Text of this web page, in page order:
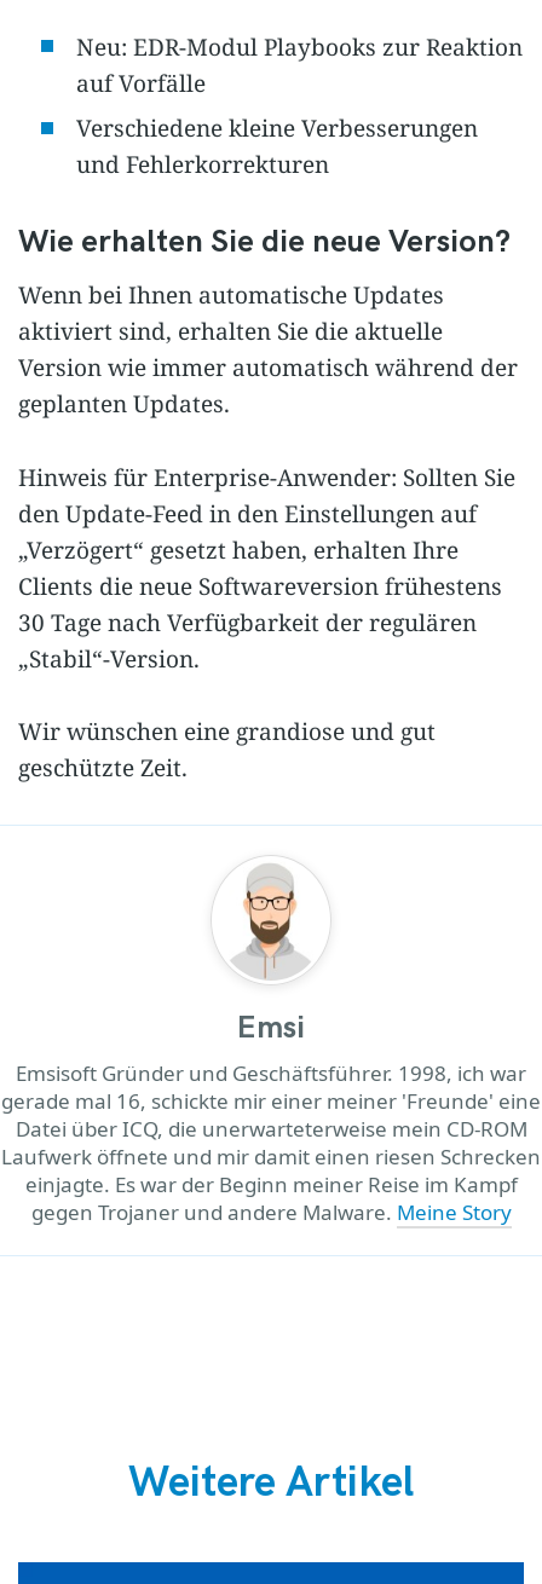
Neu: EDR-Modul Playbooks zur Reaktion
auf Vorfälle
Verschiedene kleine Verbesserungen
und Fehlerkorrekturen
Wie erhalten Sie die neue Version?
Wenn bei Ihnen automatische Updates
aktiviert sind, erhalten Sie die aktuelle
Version wie immer automatisch während der
geplanten Updates.
Hinweis für Enterprise-Anwender: Sollten Sie
den Update-Feed in den Einstellungen auf
„Verzögert“ gesetzt haben, erhalten Ihre
Clients die neue Softwareversion frühestens
30 Tage nach Verfügbarkeit der regulären
„Stabil“-Version.
Wir wünschen eine grandiose und gut
geschützte Zeit.
Emsi
Emsisoft Gründer und Geschäftsführer. 1998, ich war
gerade mal 16, schickte mir einer meiner 'Freunde' eine
Datei über ICQ, die unerwarteterweise mein CD-ROM
Laufwerk öffnete und mir damit einen riesen Schrecken
einjagte. Es war der Beginn meiner Reise im Kampf
gegen Trojaner und andere Malware. Meine Story
Weitere Artikel